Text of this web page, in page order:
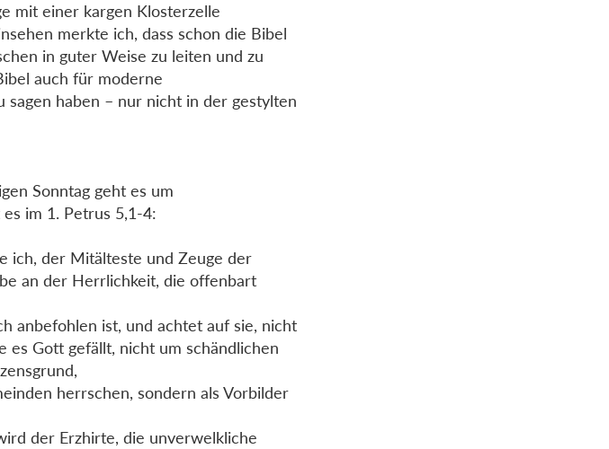
mit einer kargen Klosterzelle
merkte ich, dass schon die Bibel
in guter Weise zu leiten und zu
auch für moderne
haben – nur nicht in der gestylten
Sonntag geht es um
im 1. Petrus 5,1-4:
ich, der Mitälteste und Zeuge der
an der Herrlichkeit, die offenbart
anbefohlen ist, und achtet auf sie, nicht
es Gott gefällt, nicht um schändlichen
herrschen, sondern als Vorbilder
der Erzhirte, die unverwelkliche